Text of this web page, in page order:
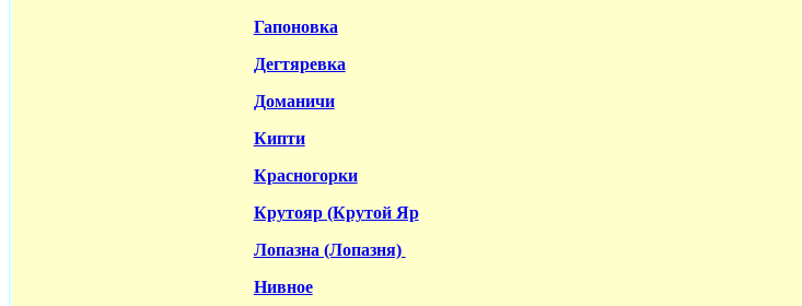
Гапоновка
Дегтяревка
Доманичи
Кипти
Красногорки
Крутояр (Крутой Яр
Лопазна (Лопазня)
Нивное